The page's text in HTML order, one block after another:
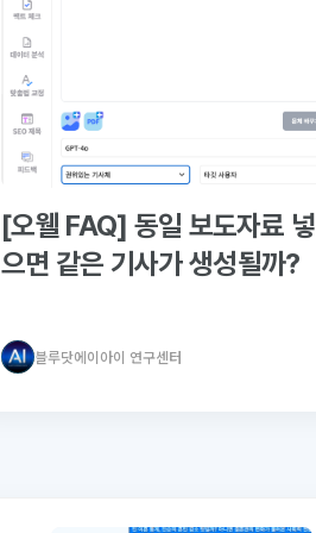
[오웰 FAQ] 동일 보도자료 넣
으면 같은 기사가 생성될까?
블루닷에이아이 연구센터